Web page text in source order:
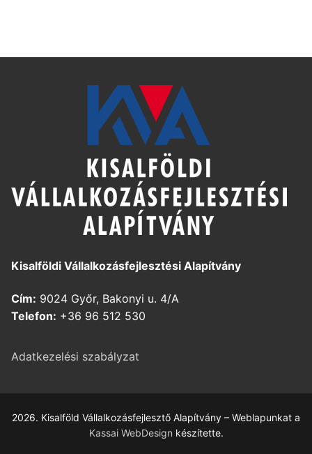
Kisalföldi Vállalkozásfejlesztési Alapítvány
Cím: 9024 Győr, Bakonyi u. 4/A
Telefon: +36 96 512 530
Adatkezelési szabályzat
2026. Kisalföld Vállalkozásfejlesztő Alapítvány – Weblapunkat a
Kassai WebDesign készítette.